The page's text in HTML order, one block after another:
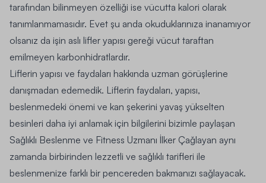
tarafından bilinmeyen özelliği ise vücutta kalori olarak
tanımlanmamasıdır. Evet şu anda okuduklarınıza inanamıyor
olsanız da işin aslı lifler yapısı gereği vücut taraftan
emilmeyen karbonhidratlardır.
Liflerin yapısı ve faydaları hakkında uzman görüşlerine
danışmadan edemedik. Liflerin faydaları, yapısı,
beslenmedeki önemi ve kan şekerini yavaş yükselten
besinleri daha iyi anlamak için bilgilerini bizimle paylaşan
Sağlıklı Beslenme ve Fitness Uzmanı İlker Çağlayan aynı
zamanda birbirinden lezzetli ve sağlıklı tarifleri ile
beslenmenize farklı bir pencereden bakmanızı sağlayacak.